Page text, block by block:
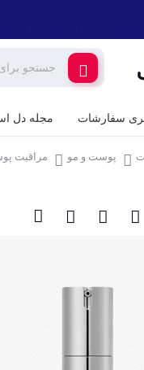
سفارشات مجله دل
پوست و مو مراقبت